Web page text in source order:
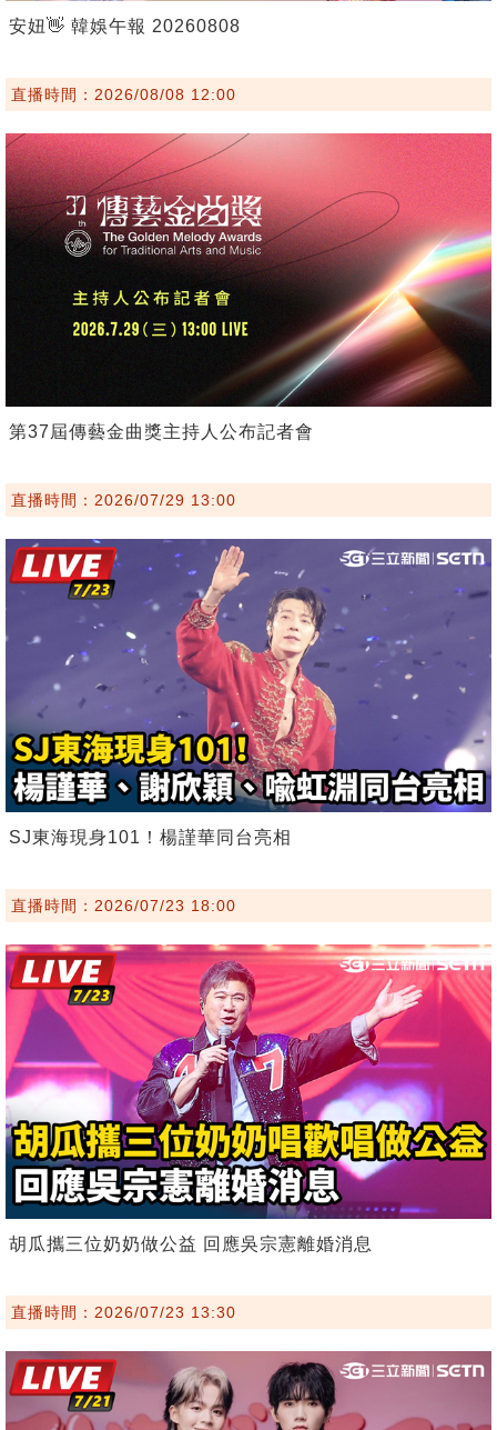
安妞👋 韓娛午報 20260808
直播時間：2026/08/08 12:00
第37屆傳藝金曲獎主持人公布記者會
直播時間：2026/07/29 13:00
SJ東海現身101！楊謹華同台亮相
直播時間：2026/07/23 18:00
胡瓜攜三位奶奶做公益 回應吳宗憲離婚消息
直播時間：2026/07/23 13:30